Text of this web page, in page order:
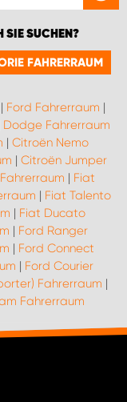
SIE SUCHEN?
FAHRERRAUM
| Ford Fahrerraum |
Dodge Fahrerraum
| Citroën Nemo
| Citroën Jumper
| Fiat
| Fiat Talento
| Fiat Ducato
| Ford Ranger
| Ford Connect
| Ford Courier
Fahrerraum |
Fahrerraum